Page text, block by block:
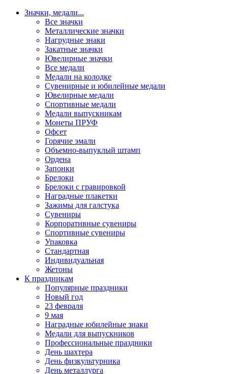
Значки, медали...
Все значки
Металлические значки
Нагрудные знаки
Закатные значки
Ювелирные значки
Все медали
Медали на колодке
Сувенирные и юбилейные медали
Ювелирные медали
Спортивные медали
Медали выпускникам
Монеты ПРУФ
Офсет
Горячие эмали
Объемно-выпуклый штамп
Ордена
Запонки
Брелоки
Брелоки с гравировкой
Наградные плакетки
Зажимы для галстука
Сувениры
Корпоративные сувениры
Спортивные сувениры
Упаковка
Стандартная
Индивидуальная
Жетоны
К праздникам
Популярные праздники
Новый год
23 февраля
9 мая
Наградные юбилейные знаки
Медали для выпускников
Профессиональные праздники
День шахтера
День физкультурника
День металлурга